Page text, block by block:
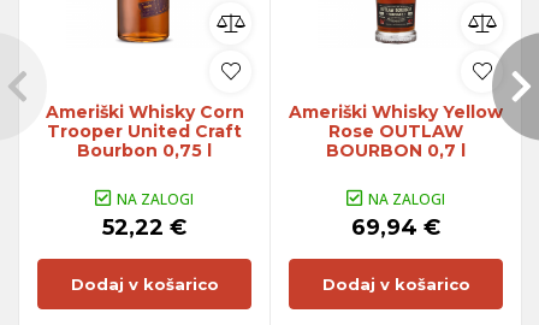
Ameriški Whisky Corn
Trooper United Craft
Bourbon 0,75 l
NA ZALOGI
52,22 €
Dodaj v košarico
Ameriški Whisky Yellow
Rose OUTLAW
BOURBON 0,7 l
NA ZALOGI
69,94 €
Dodaj v košarico